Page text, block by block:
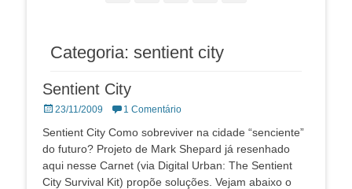
Categoria: sentient city
Sentient City
Posted
23/11/2009 1 Comentário
Sentient City Como sobreviver na cidade “senciente”
do futuro? Projeto de Mark Shepard já resenhado
aqui nesse Carnet (via Digital Urban: The Sentient
City Survival Kit) propõe soluções. Vejam abaixo o